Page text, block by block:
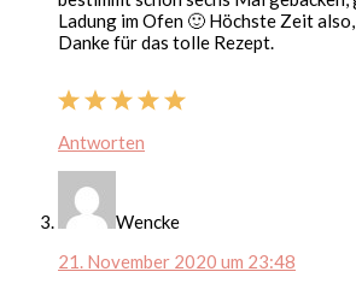
Ladung im Ofen 🙂 Höchste Zeit
Danke für das tolle Rezept.
Antworten
Wencke
21. November 2020 um 23:48